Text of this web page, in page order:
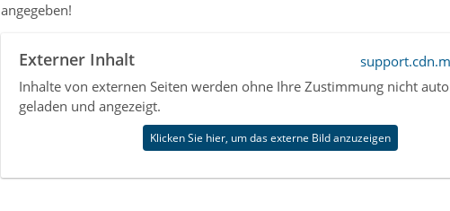
angegeben!
Externer Inhalt
Inhalte von externen Seiten werden ohne Ihre Zustimmung nicht
geladen und angezeigt.
Klicken Sie hier, um das externe Bild anzuzeigen